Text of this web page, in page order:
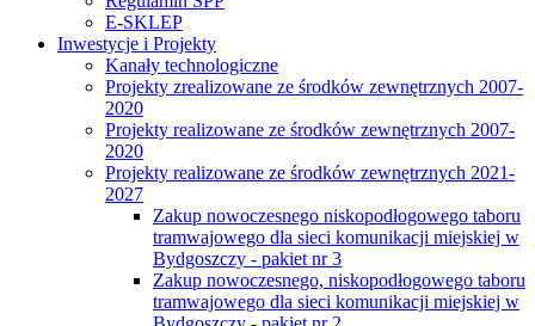
E-SKLEP
Inwestycje i Projekty
Kanały technologiczne
Projekty zrealizowane ze środków zewnętrznych 2007-
2020
Projekty realizowane ze środków zewnętrznych 2007-
2020
Projekty realizowane ze środków zewnętrznych 2021-
2027
Zakup nowoczesnego niskopodłogowego taboru
tramwajowego dla sieci komunikacji miejskiej w
Bydgoszczy - pakiet nr 3
Zakup nowoczesnego, niskopodłogowego taboru
tramwajowego dla sieci komunikacji miejskiej w